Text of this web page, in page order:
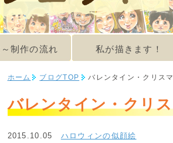
制作の流れ 私が描きます！
ホーム ブログTOP バレンタイン・クリス
バレンタイン・クリ
2015.10.05 ハロウィンの似顔絵